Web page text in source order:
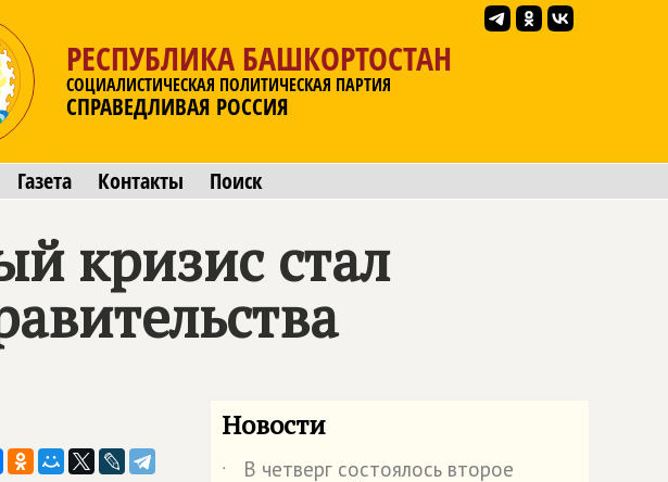
РЕСПУБЛИКА БАШКОРТОСТАН
СОЦИАЛИСТИЧЕСКАЯ ПОЛИТИЧЕСКАЯ ПАРТИЯ
СПРАВЕДЛИВАЯ РОССИЯ
Газета Контакты Поиск
кризис стал
Новости
˙ В четверг состоялось второе